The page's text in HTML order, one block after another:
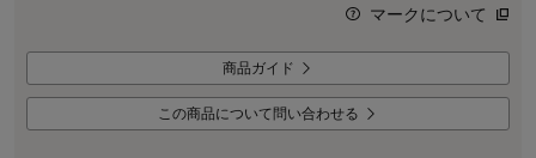
マークについて
商品ガイド
この商品について問い合わせる